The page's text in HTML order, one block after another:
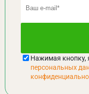
Нажимая кнопку,
персональных